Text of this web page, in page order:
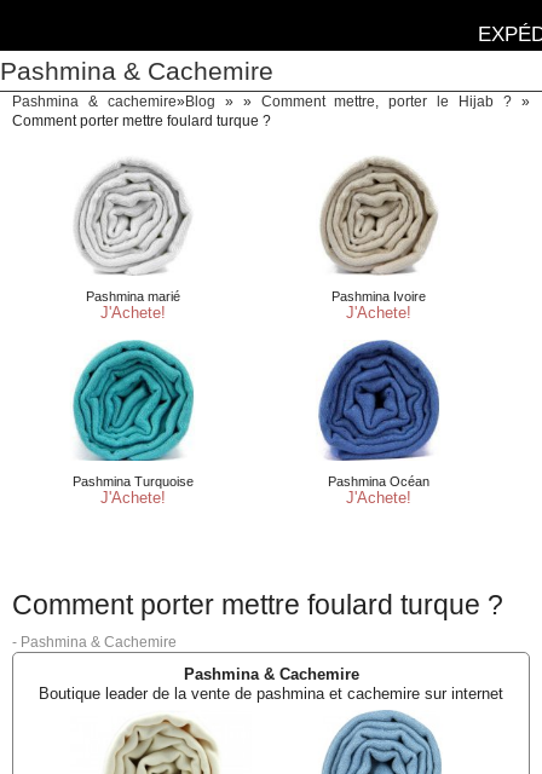
Pashmina & Cachemire
Pashmina & cachemire»Blog » » Comment mettre, porter le Hijab ? »
Comment porter mettre foulard turque ?
Comment porter mettre foulard turque ?
- Pashmina & Cachemire
Pashmina & Cachemire
Boutique leader de la vente de pashmina et cachemire sur internet